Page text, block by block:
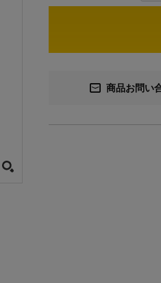
商品お問い